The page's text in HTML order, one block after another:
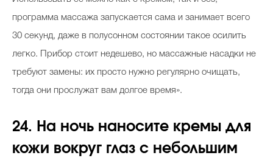
программа массажа запускается сама и занимает всего
30 секунд, даже в полусонном состоянии такое осилить
легко. Прибор стоит недешево, но массажные насадки не
требуют замены: их просто нужно регулярно очищать,
тогда они прослужат вам долгое время».
24. На ночь наносите кремы для
кожи вокруг глаз с небольшим